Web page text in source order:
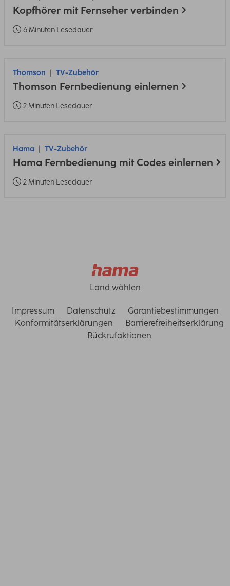
Kopfhörer mit Fernseher verbinden
6 Minuten Lesedauer
Thomson TV-Zubehör
Thomson Fernbedienung einlernen
2 Minuten Lesedauer
Hama TV-Zubehör
Hama Fernbedienung mit Codes einlernen
2 Minuten Lesedauer
Land wählen
Impressum Datenschutz
Garantiebestimmungen
Konformitätserklärungen
Barrierefreiheitserklärung
Rückrufaktionen